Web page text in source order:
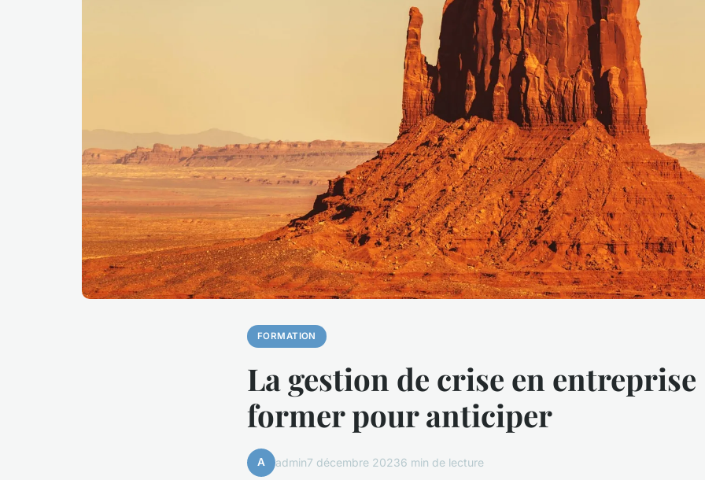
FORMATION
La gestion de crise en entreprise
former pour anticiper
A admin7 décembre 20236 min de lecture